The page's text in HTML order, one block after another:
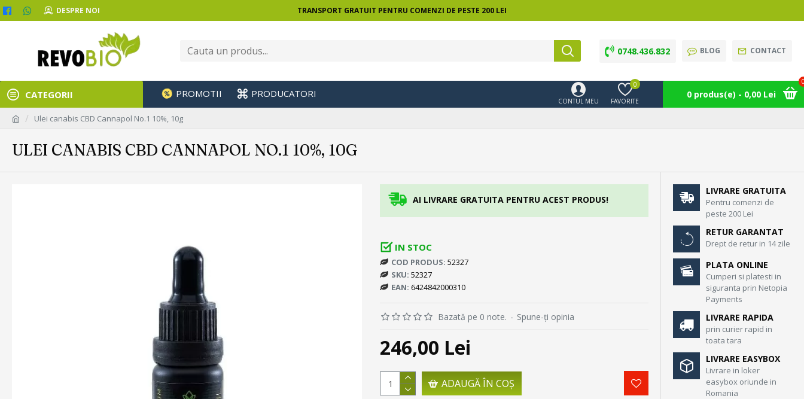
DESPRE NOI TRANSPORT GRATUIT PENTRU COMENZI DE PESTE 200 LEI
0748.436.832 BLOG CONTACT
CATEGORII PROMOTII PRODUCATORI
CONTUL MEU FAVORITE
0
0 produs(e) - 0,00 Lei
Ulei canabis CBD Cannapol No.1 10%, 10g
ULEI CANABIS CBD CANNAPOL NO.1 10%, 10G
AI LIVRARE GRATUITA PENTRU ACEST PRODUS!
IN STOC
COD PRODUS: 52327
SKU: 52327
EAN: 6424842000310
Bazată pe 0 note. - Spune-ţi opinia
246,00 Lei
ADAUGĂ ÎN COŞ
LIVRARE GRATUITA
Pentru comenzi de
peste 200 Lei
RETUR GARANTAT
Drept de retur in 14 zile
PLATA ONLINE
Cumperi si platesti in
siguranta prin Netopia
Payments
LIVRARE RAPIDA
prin curier rapid in
toata tara
LIVRARE EASYBOX
Livrare in loker
easybox oriunde in
Romania